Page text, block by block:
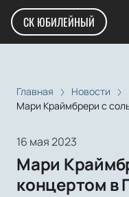
СК ЮБИЛЕЙНЫЙ
Главная
Новости
Мари Краймбрери с
16 мая 2023
Мари
концертом в